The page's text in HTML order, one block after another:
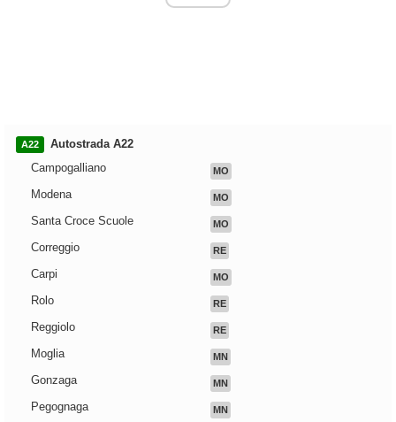
A22
Autostrada A22
Campogalliano
MO
Modena MO
Santa Croce Scuole MO
Correggio RE
Carpi MO
Rolo RE
Reggiolo RE
Moglia MN
Gonzaga MN
Pegognaga MN